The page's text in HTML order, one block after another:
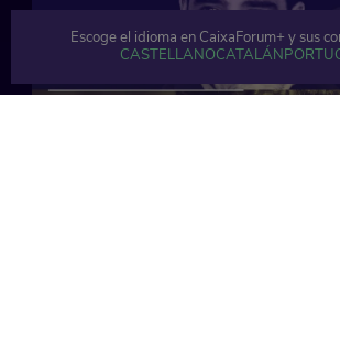
Escoge el idioma en CaixaForum+ y sus
CASTELLANOCATALÁN